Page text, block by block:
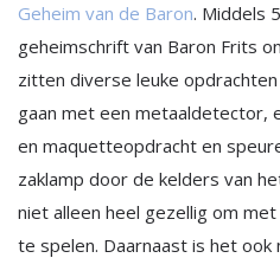
Geheim van de Baron. Middels
geheimschrift van Baron Frits
zitten diverse leuke
gaan met een metaaldetector,
en maquetteopdracht en
zaklamp door de kelders van
niet alleen heel gezellig om
te spelen. Daarnaast is het